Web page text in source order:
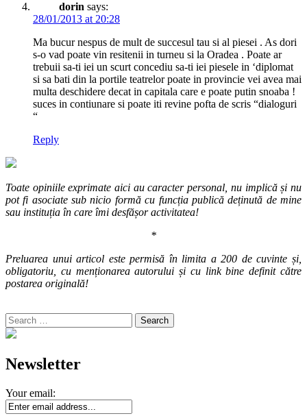
dorin says:
28/01/2013 at 20:28
Ma bucur nespus de mult de succesul tau si al piesei . As dori
s-o vad poate vin resitenii in turneu si la Oradea . Poate ar
trebuii sa-ti iei un scurt concediu sa-ti iei piesele in ‘diplomat
si sa bati din la portile teatrelor poate in provincie vei avea mai
multa deschidere decat in capitala care e poate putin snoaba !
suces in contiunare si poate iti revine pofta de scris “dialoguri
“
Reply
Toate opiniile exprimate aici au caracter personal, nu implică și nu
pot fi asociate sub nicio formă cu funcția publică deținută de mine
sau instituția în care îmi desfășor activitatea!
*
Preluarea unui articol este permisă în limita a 200 de cuvinte și,
obligatoriu, cu menționarea autorului și cu link bine definit către
postarea originală!
Search
for:
Newsletter
Your email: